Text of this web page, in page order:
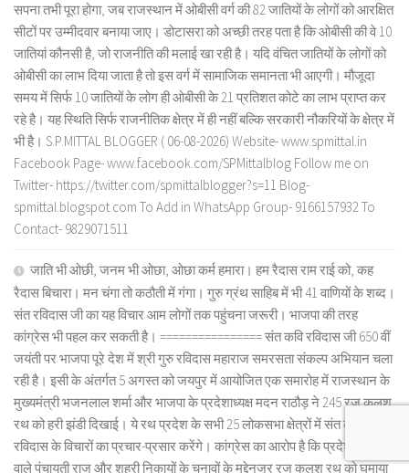
सपना तभी पूरा होगा, जब राजस्थान में ओबीसी वर्ग की 82 जातियों के लोगों को आरक्षित
सीटों पर उम्मीदवार बनाया जाए। डोटासरा को अच्छी तरह पता है कि ओबीसी की वे 10
जातियां कौनसी है, जो राजनीति की मलाई खा रही है। यदि वंचित जातियों के लोगों को
ओबीसी का लाभ दिया जाता है तो इस वर्ग में सामाजिक समानता भी आएगी। मौजूदा
समय में सिर्फ 10 जातियों के लोग ही ओबीसी के 21 प्रतिशत कोटे का लाभ प्राप्त कर
रहे है। यह स्थिति सिर्फ राजनीतिक क्षेत्र में ही नहीं बल्कि सरकारी नौकरियों के क्षेत्र में
भी है। S.P.MITTAL BLOGGER ( 06-08-2026) Website- www.spmittal.in
Facebook Page- www.facebook.com/SPMittalblog Follow me on
Twitter- https://twitter.com/spmittalblogger?s=11 Blog-
spmittal.blogspot.com To Add in WhatsApp Group- 9166157932 To
Contact- 9829071511
जाति भी ओछी, जनम भी ओछा, ओछा कर्म हमारा। हम रैदास राम राई को, कह
रैदास बिचारा। मन चंगा तो कठौती में गंगा। गुरु ग्रंथ साहिब में भी 41 वाणियों के शब्द।
संत रविदास जी का यह विचार आम लोगों तक पहुंचना जरूरी। भाजपा की तरह
कांग्रेस भी पहल कर सकती है। ================ संत कवि रविदास जी 650 वीं
जयंती पर भाजपा पूरे देश में श्री गुरु रविदास महाराज समरसता संकल्प अभियान चला
रही है। इसी के अंतर्गत 5 अगस्त को जयपुर में आयोजित एक समारोह में राजस्थान के
मुख्यमंत्री भजनलाल शर्मा और भाजपा के प्रदेशाध्यक्ष मदन राठौड़ ने 245 रज कलश
रथ को हरी झंडी दिखाई। ये रथ प्रदेश के सभी 25 लोकसभा क्षेत्रों में संत कवि
रविदास के विचारों का प्रचार-प्रसार करेंगे। कांग्रेस का आरोप है कि प्रदेश में होने
वाले पंचायती राज और शहरी निकायों के चुनावों के मद्देनजर रज कलश रथ को घुमाया